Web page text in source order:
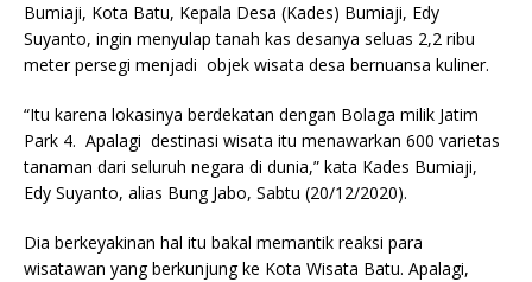
Bumiaji, Kota Batu, Kepala Desa (Kades) Bumiaji, Edy
Suyanto, ingin menyulap tanah kas desanya seluas 2,2 ribu
meter persegi menjadi objek wisata desa bernuansa kuliner.
“Itu karena lokasinya berdekatan dengan Bolaga milik Jatim
Park 4. Apalagi destinasi wisata itu menawarkan 600 varietas
tanaman dari seluruh negara di dunia,” kata Kades Bumiaji,
Edy Suyanto, alias Bung Jabo, Sabtu (20/12/2020).
Dia berkeyakinan hal itu bakal memantik reaksi para
wisatawan yang berkunjung ke Kota Wisata Batu. Apalagi,